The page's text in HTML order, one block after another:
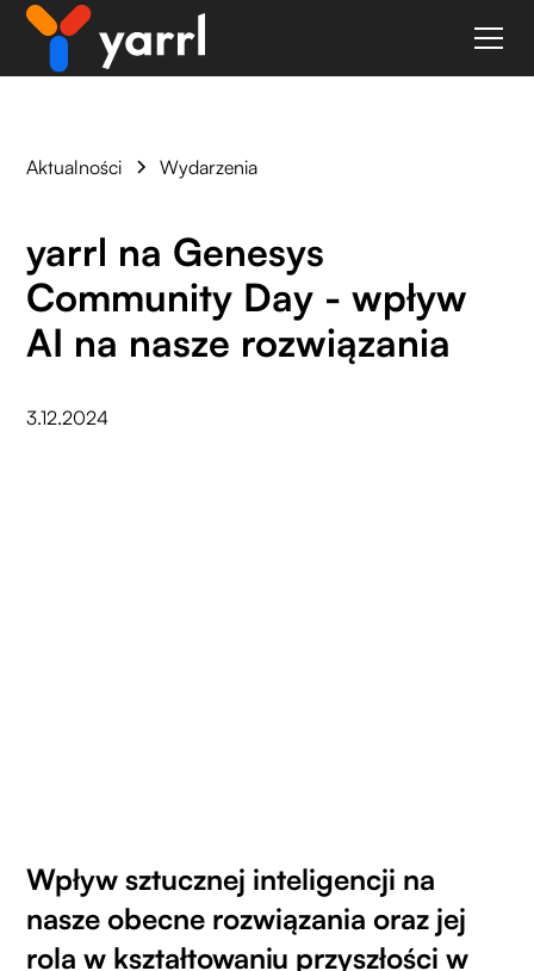
Aktualności Wydarzenia
yarrl na Genesys
Community Day - wpływ
AI na nasze rozwiązania
3.12.2024
Wpływ sztucznej inteligencji na
nasze obecne rozwiązania oraz jej
rola w kształtowaniu przyszłości w